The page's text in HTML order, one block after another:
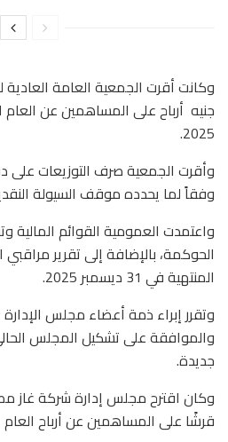
جنيه أرباح على المساهمين عن
2025.
وأقرت الجمعية صرف التوزيعات على
وفقاً لما يحدده موقف السيولة
واعتمدت العمومية القوائم المالية
الحوكمة، بالإضافة إلى تقرير
المنتهية في 31 ديسمبر 2025.
وتقرر إبراء ذمة أعضاء مجلس
والموافقة على تشكيل المجلس
جديدة.
قرشًا على المساهمين عن أرباح